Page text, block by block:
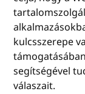
kulcsszerepe
segítségével
válaszait.